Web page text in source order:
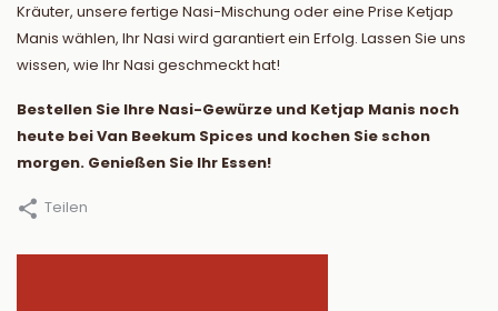
Kräuter, unsere fertige Nasi-Mischung oder eine Prise Ketjap
Manis wählen, Ihr Nasi wird garantiert ein Erfolg. Lassen Sie uns
wissen, wie Ihr Nasi geschmeckt hat!
Bestellen Sie Ihre Nasi-Gewürze und Ketjap Manis noch
heute bei Van Beekum Spices und kochen Sie schon
morgen. Genießen Sie Ihr Essen!
Teilen